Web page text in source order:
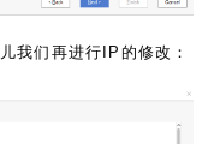
我们再进行IP的修改：